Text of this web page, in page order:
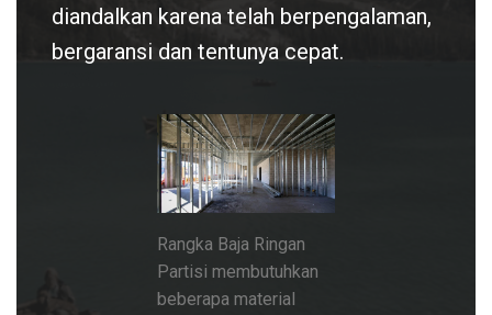
diandalkan karena telah berpengalaman,
bergaransi dan tentunya cepat.
Rangka Baja Ringan
Partisi membutuhkan
beberapa material